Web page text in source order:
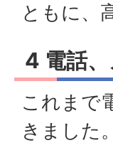
ともに、
4 電話
これまで
きました